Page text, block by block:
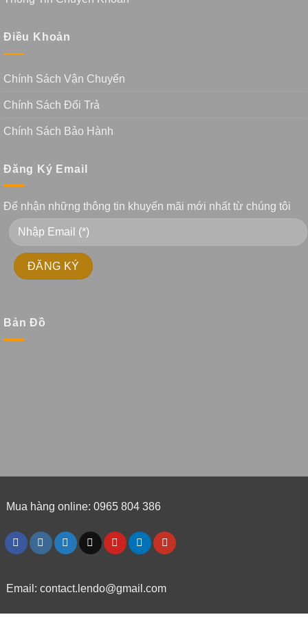
Điều Khoản
Chính Sách Vận Chuyển
Chính Sách Đổi Trả
Chính Sách Bảo Hành
Đăng Ký Email
Để nhận những thông tin khuyến mãi mới nhất từ chúng tôi
Bản Đồ
Mua hàng online: 0965 804 386
Email: contact.lendo@gmail.com